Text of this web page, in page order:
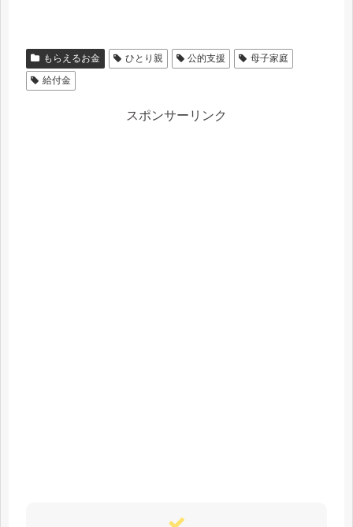
もらえるお金 ひとり親 公的支援
母子家庭
給付金
スポンサーリンク